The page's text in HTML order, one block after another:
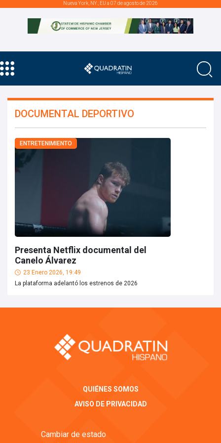
Nueva York, NY., EU a 07 de agosto de 2026
DOCUMENTAL DEPORTIVO
ENTRETENIMIENTO
Presenta Netflix documental del
Canelo Álvarez
23 Enero 2026, 19:49
La plataforma adelantó los estrenos de 2026
QUIÉNES SOMOS
AVISO DE PRIVACIDAD
Cambiar de estado